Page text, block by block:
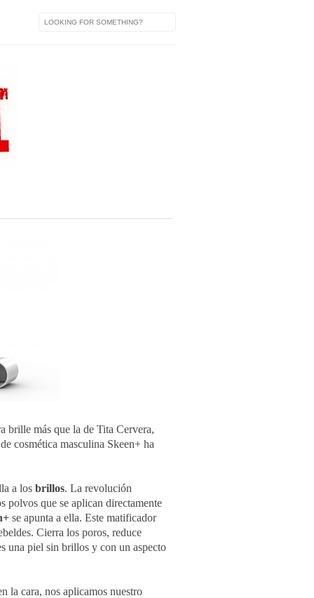
brille más que la de Tita Cervera,
cosmética masculina Skeen+ ha
a los brillos. La revolución
polvos que se aplican directamente
se apunta a ella. Este matificador
Cierra los poros, reduce
una piel sin brillos y con un aspecto
la cara, nos aplicamos nuestro